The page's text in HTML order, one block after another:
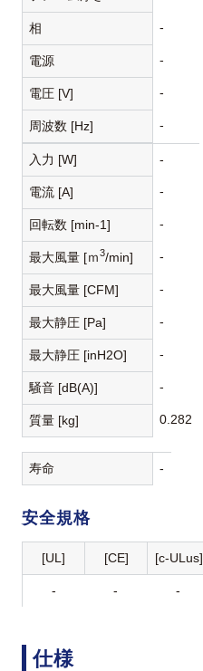
相 -
電源 -
電圧 [V] -
周波数 [Hz] -
入力 [W] -
電流 [A] -
回転数 [min-1] -
最大風量 [ｍ3/min] -
最大風量 [CFM] -
最大静圧 [Pa] -
最大静圧 [inH2O] -
騒音 [dB(A)] -
質量 [kg] 0.282
寿命 -
安全規格
[UL] [CE] [c-ULus]
- - -
仕様